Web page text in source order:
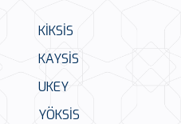
KİKSİS
KAYSİS
UKEY
YÖKSİS